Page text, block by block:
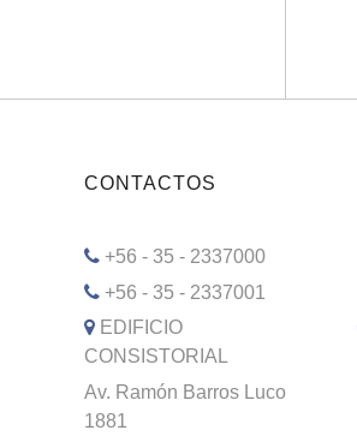
CONTACTOS
+56 - 35 - 2337000
+56 - 35 - 2337001
EDIFICIO
CONSISTORIAL
Av. Ramón Barros Luco
1881